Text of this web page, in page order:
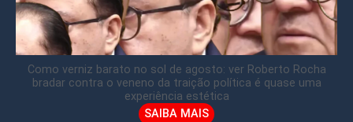
Como verniz barato no sol de agosto: ver Roberto Rocha
bradar contra o veneno da traição política é quase uma
experiência estética
SAIBA MAIS